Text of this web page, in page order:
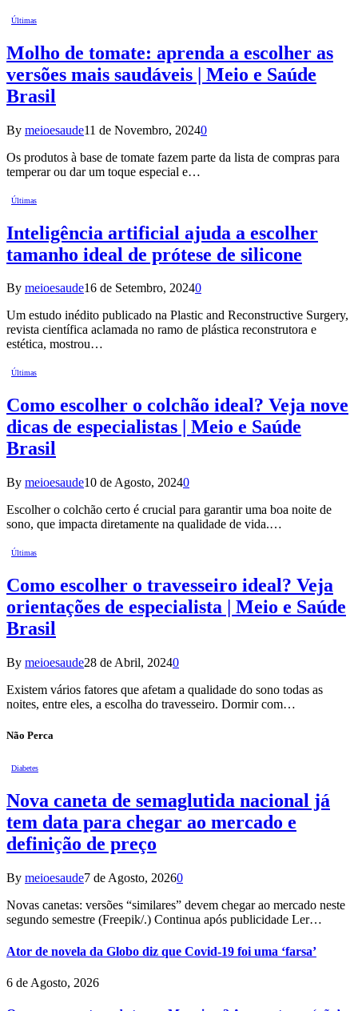
Últimas
Molho de tomate: aprenda a escolher as
versões mais saudáveis | Meio e Saúde
Brasil
By meioesaude11 de Novembro, 20240
Os produtos à base de tomate fazem parte da lista de compras para
temperar ou dar um toque especial e…
Últimas
Inteligência artificial ajuda a escolher
tamanho ideal de prótese de silicone
By meioesaude16 de Setembro, 20240
Um estudo inédito publicado na Plastic and Reconstructive Surgery,
revista científica aclamada no ramo de plástica reconstrutora e
estética, mostrou…
Últimas
Como escolher o colchão ideal? Veja nove
dicas de especialistas | Meio e Saúde
Brasil
By meioesaude10 de Agosto, 20240
Escolher o colchão certo é crucial para garantir uma boa noite de
sono, que impacta diretamente na qualidade de vida.…
Últimas
Como escolher o travesseiro ideal? Veja
orientações de especialista | Meio e Saúde
Brasil
By meioesaude28 de Abril, 20240
Existem vários fatores que afetam a qualidade do sono todas as
noites, entre eles, a escolha do travesseiro. Dormir com…
Não Perca
Diabetes
Nova caneta de semaglutida nacional já
tem data para chegar ao mercado e
definição de preço
By meioesaude7 de Agosto, 20260
Novas canetas: versões “similares” devem chegar ao mercado neste
segundo semestre (Freepik/.) Continua após publicidade Ler…
Ator de novela da Globo diz que Covid-19 foi uma ‘farsa’
6 de Agosto, 2026